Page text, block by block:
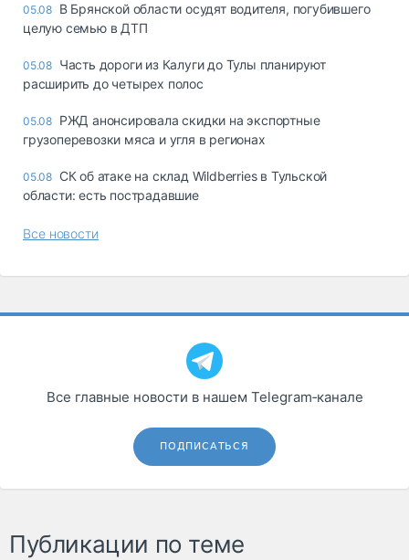
05.08 В Брянской области осудят водителя, погубившего
целую семью в ДТП
05.08 Часть дороги из Калуги до Тулы планируют
расширить до четырех полос
05.08 РЖД анонсировала скидки на экспортные
грузоперевозки мяса и угля в регионах
05.08 СК об атаке на склад Wildberries в Тульской
области: есть пострадавшие
Все новости
Все главные новости в нашем Telegram‑канале
ПОДПИСАТЬСЯ
Публикации по теме